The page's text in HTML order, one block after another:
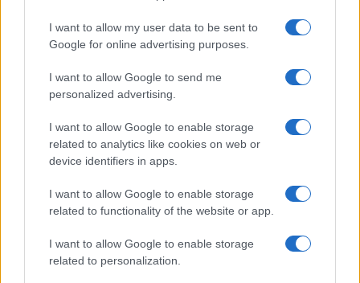
I want to allow my user data to be sent to
Google for online advertising purposes.
I want to allow Google to send me
personalized advertising.
I want to allow Google to enable storage
related to analytics like cookies on web or
device identifiers in apps.
I want to allow Google to enable storage
related to functionality of the website or app.
I want to allow Google to enable storage
related to personalization.
HÍRDETÉS
LEGOLVASOTTABB